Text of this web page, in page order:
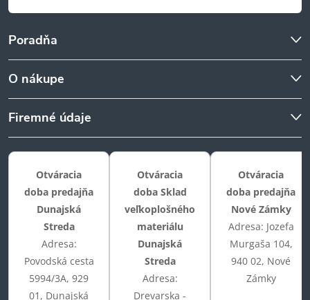
Poradňa
O nákupe
Firemné údaje
Otváracia
doba predajňa
Dunajská
Streda
Adresa:
Povodská cesta
5994/3A, 929
01, Dunajská
Otváracia
doba Sklad
veľkoplošného
materiálu
Dunajská
Streda
Adresa:
Drevarska -
Otváracia
doba predajňa
Nové Zámky
Adresa: Jozefa
Murgaša 104,
940 02, Nové
Zámky